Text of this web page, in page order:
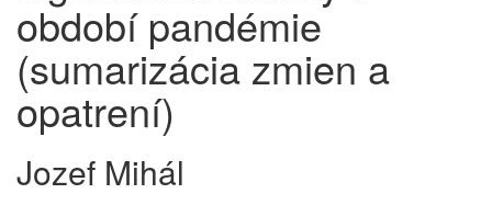
období pandémie
(sumarizácia zmien a
opatrení)
Jozef Mihál